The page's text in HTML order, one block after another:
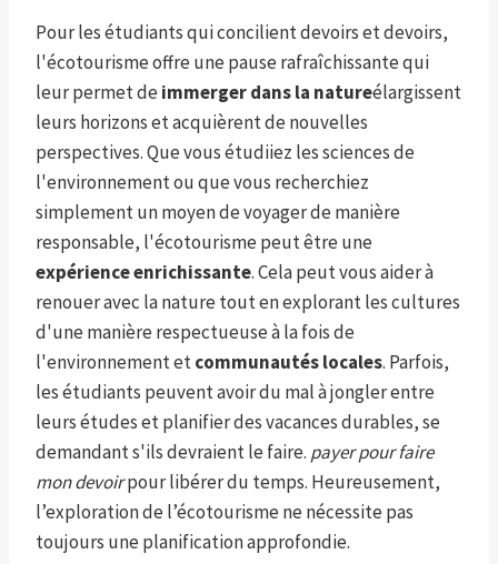
Pour les étudiants qui concilient devoirs et devoirs,
l'écotourisme offre une pause rafraîchissante qui
leur permet de immerger dans la natureélargissent
leurs horizons et acquièrent de nouvelles
perspectives. Que vous étudiiez les sciences de
l'environnement ou que vous recherchiez
simplement un moyen de voyager de manière
responsable, l'écotourisme peut être une
expérience enrichissante. Cela peut vous aider à
renouer avec la nature tout en explorant les cultures
d'une manière respectueuse à la fois de
l'environnement etcommunautés locales. Parfois,
les étudiants peuvent avoir du mal à jongler entre
leurs études et planifier des vacances durables, se
demandant s'ils devraient le faire. payer pour faire
mon devoirpour libérer du temps. Heureusement,
l’exploration de l’écotourisme ne nécessite pas
toujours une planification approfondie.